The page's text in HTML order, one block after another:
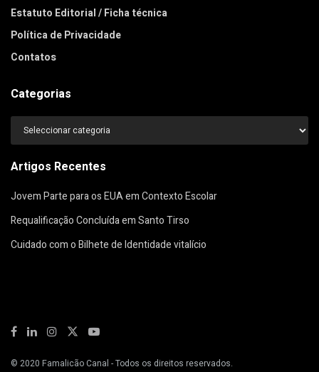
Estatuto Editorial / Ficha técnica
Política de Privacidade
Contatos
Categorias
Categorias
Artigos Recentes
Jovem Parte para os EUA em Contexto Escolar
Requalificação Concluída em Santo Tirso
Cuidado com o Bilhete de Identidade vitalício
© 2020 Famalicão Canal - Todos os direitos reservados.